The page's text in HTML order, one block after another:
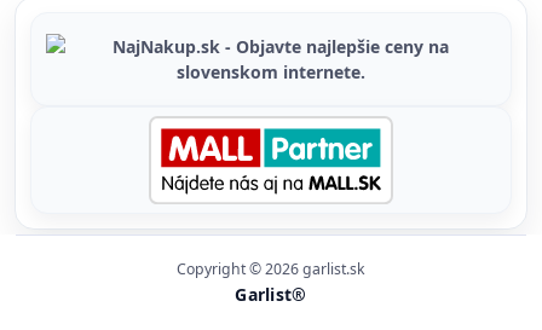
Copyright © 2026 garlist.sk